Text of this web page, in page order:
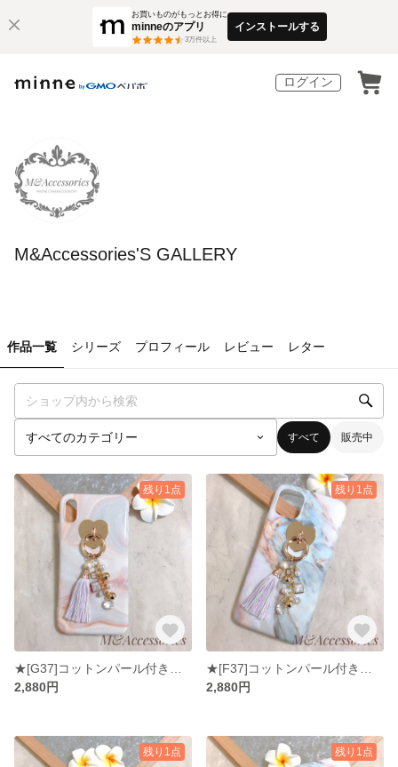
お買いものがもっとお得に
minneのアプリ
3万件以上
インストールする
ログイン
M&Accessories'S GALLERY
作品一覧 シリーズ プロフィール レビュー レター
すべて 販売中
残り1点
2,880円
残り1点
2,880円
残り1点 残り1点